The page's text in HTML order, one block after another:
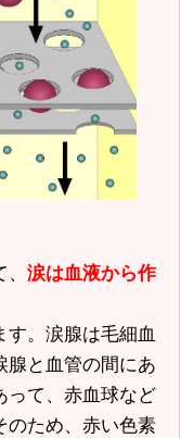
涙は血液から作
。涙腺は毛細血
と血管の間にあ
って、赤血球など
のため、赤い色素